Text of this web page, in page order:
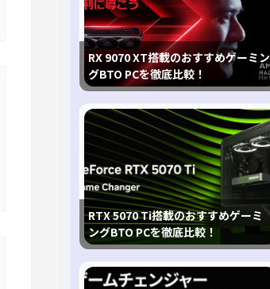
RX 9070 XT搭載のおすすめゲーミン
グBTO PCを徹底比較！
RTX 5070 Ti搭載のおすすめゲーミ
ングBTO PCを徹底比較！